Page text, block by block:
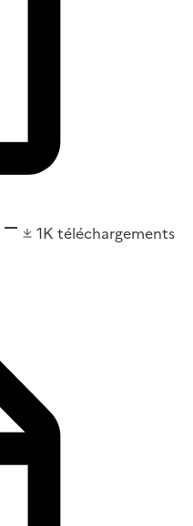
1K téléchargements